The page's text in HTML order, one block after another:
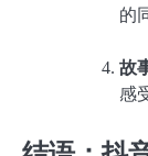
的
故
感